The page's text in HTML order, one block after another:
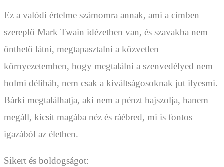
Ez a valódi értelme számomra annak, ami a címben
szereplő Mark Twain idézetben van, és szavakba nem
önthető látni, megtapasztalni a közvetlen
környezetemben, hogy megtalálni a szenvedélyed nem
holmi délibáb, nem csak a kiváltságosoknak jut ilyesmi.
Bárki megtalálhatja, aki nem a pénzt hajszolja, hanem
megáll, kicsit magába néz és ráébred, mi is fontos
igazából az életben.
Sikert és boldogságot: